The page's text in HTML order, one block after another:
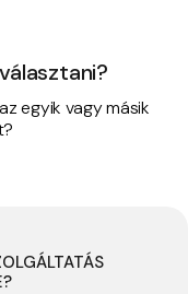
egyik vagy másik